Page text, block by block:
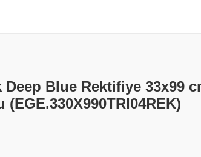
Deep Blue Rektifiye 33x99
(EGE.330X990TRI04REK)